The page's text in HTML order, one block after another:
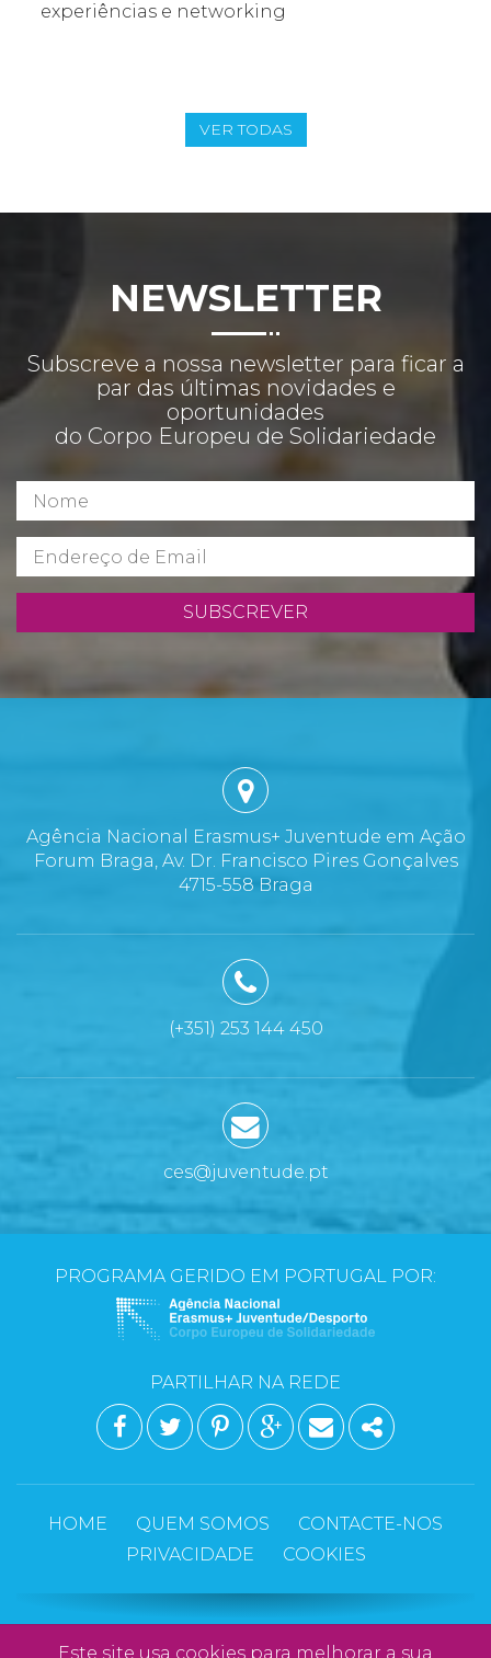
experiências e networking
VER TODAS
NEWSLETTER
Subscreve a nossa newsletter para ficar a
par das últimas novidades e
oportunidades
do Corpo Europeu de Solidariedade
SUBSCREVER
Agência Nacional Erasmus+ Juventude em Ação
Forum Braga, Av. Dr. Francisco Pires Gonçalves
4715-558 Braga
(+351) 253 144 450
ces@juventude.pt
PROGRAMA GERIDO EM PORTUGAL POR:
PARTILHAR NA REDE
FACEBOOK
TWITTERPINTEREST
GOOGLE PLUS
EMAILSHARE
HOME QUEM SOMOS
CONTACTE-NOS
PRIVACIDADE
COOKIES
Copyright © 2026 CES - Corpo Europeu de
Este site usa cookies para melhorar a sua